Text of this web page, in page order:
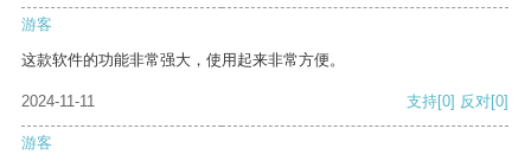
游客
这款软件的功能非常强大，使用起来非常方便。
2024-11-11 支持[0] 反对[0]
游客